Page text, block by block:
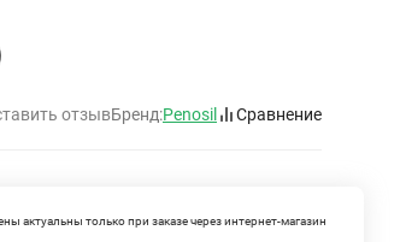
отзывБренд:Penosil Сравнение
актуальны только при заказе через интернет-магазин